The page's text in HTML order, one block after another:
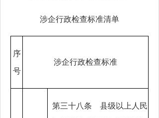
涉企行政检查标准清单
序
号
涉企行政检查标准
第三十八条 县级以上人民